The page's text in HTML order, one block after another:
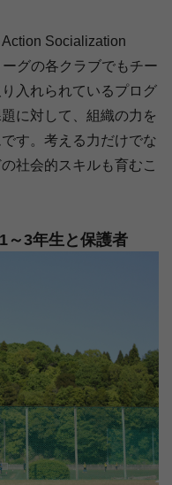
Action Socialization
グの各クラブでもチー
入れられているプログ
に対して、組織の力を
す。考える力だけでな
社会的スキルも育むこ
～3年生と保護者